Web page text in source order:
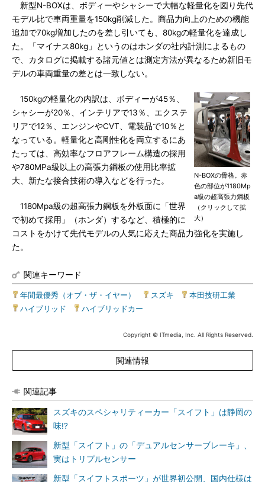
新型N-BOXは、ボディーやシャシーで大幅な軽量化を図り先代
モデル比で車両重量を150kg削減した。商品力向上のための機能
追加で70kg増加したのを差し引いても、80kgの軽量化を達成し
た。「マイナス80kg」というのはホンダの社内計測によるもの
で、カタログに掲載する諸元値とは測定方法が異なるため新旧モ
デルの車両重量の差とは一致しない。
N-BOXの骨格。赤
色の部位が1180Mp
a級の超高張力鋼板
（クリックして拡
大）
150kgの軽量化の内訳は、ボディーが45％、
シャシーが20％、インテリアで13％、エクステ
リアで12％、エンジンやCVT、電装品で10％と
なっている。軽量化と高剛性化を両立するにあ
たっては、高効率なフロアフレーム構造の採用
や780MPa級以上の高張力鋼板の使用比率拡
大、新たな接合技術の導入などを行った。
1180Mpa級の超高張力鋼板を外板面に「世界
で初めて採用」（ホンダ）するなど、積極的に
コストをかけて先代モデルの人気に応えた商品力強化を実施し
た。
関連キーワード
年間最優秀（オブ・ザ・イヤー） スズキ 本田技研工業
ハイブリッド
ハイブリッドカー
Copyright © ITmedia, Inc. All Rights Reserved.
関連情報
関連記事
スズキのスペシャリティーカー「スイフト」は静岡の
味!?
新型「スイフト」の「デュアルセンサーブレーキ」、
実はトリプルセンサー
新型「スイフトスポーツ」が世界初公開、国内仕様は